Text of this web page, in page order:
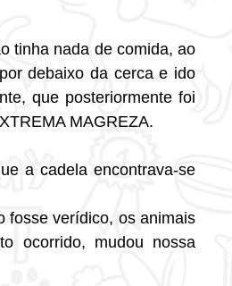
tinha nada de comida, ao
debaixo da cerca e ido
que posteriormente foi
MAGREZA.
a cadela encontrava-se
fosse verídico, os animais
ocorrido, mudou nossa